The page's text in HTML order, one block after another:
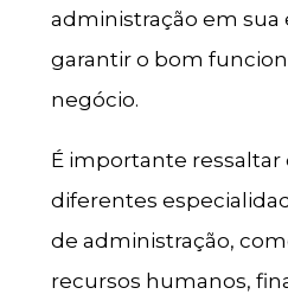
administração em sua
garantir o bom
negócio.
É importante ressaltar
diferentes
de administração,
recursos humanos,